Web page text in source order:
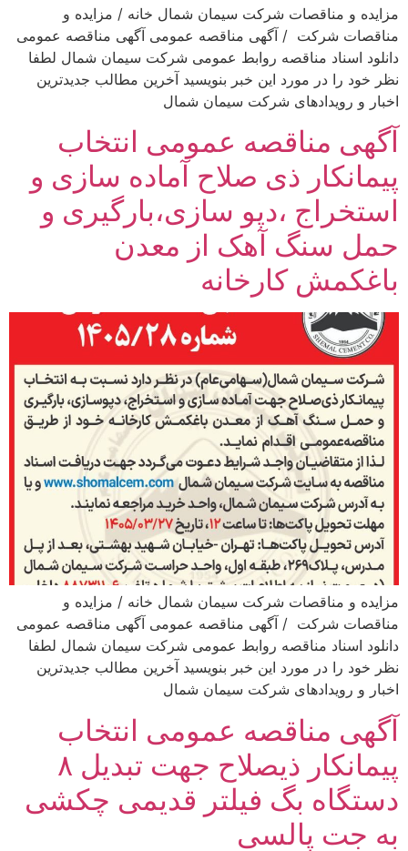
مزایده و مناقصات شرکت سیمان شمال خانه / مزایده و
مناقصات شرکت / آگهی مناقصه عمومی آگهی مناقصه عمومی
دانلود اسناد مناقصه روابط عمومی شرکت سیمان شمال لطفا
نظر خود را در مورد این خبر بنویسید آخرین مطالب جدیدترین
اخبار و رویدادهای شرکت سیمان شمال
آگهی مناقصه عمومی انتخاب
پیمانکار ذی صلاح آماده سازی و
استخراج ،دپو سازی،بارگیری و
حمل سنگ آهک از معدن
باغکمش کارخانه
مزایده و مناقصات شرکت سیمان شمال خانه / مزایده و
مناقصات شرکت / آگهی مناقصه عمومی آگهی مناقصه عمومی
دانلود اسناد مناقصه روابط عمومی شرکت سیمان شمال لطفا
نظر خود را در مورد این خبر بنویسید آخرین مطالب جدیدترین
اخبار و رویدادهای شرکت سیمان شمال
آگهی مناقصه عمومی انتخاب
پیمانکار ذیصلاح جهت تبدیل ۸
دستگاه بگ فیلتر قدیمی چکشی
به جت پالسی